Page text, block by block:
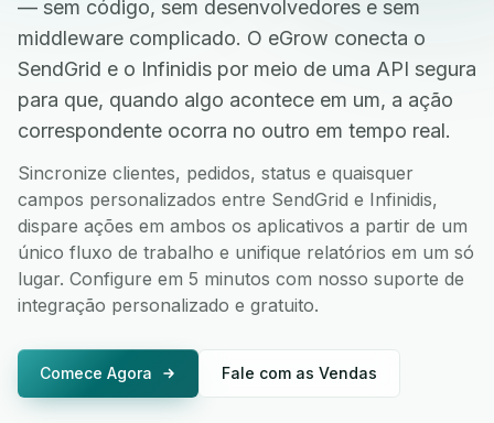
— sem código, sem desenvolvedores e sem
middleware complicado. O eGrow conecta o
SendGrid e o Infinidis por meio de uma API segura
para que, quando algo acontece em um, a ação
correspondente ocorra no outro em tempo real.
Sincronize clientes, pedidos, status e quaisquer
campos personalizados entre SendGrid e Infinidis,
dispare ações em ambos os aplicativos a partir de um
único fluxo de trabalho e unifique relatórios em um só
lugar. Configure em 5 minutos com nosso suporte de
integração personalizado e gratuito.
Comece Agora Fale com as Vendas